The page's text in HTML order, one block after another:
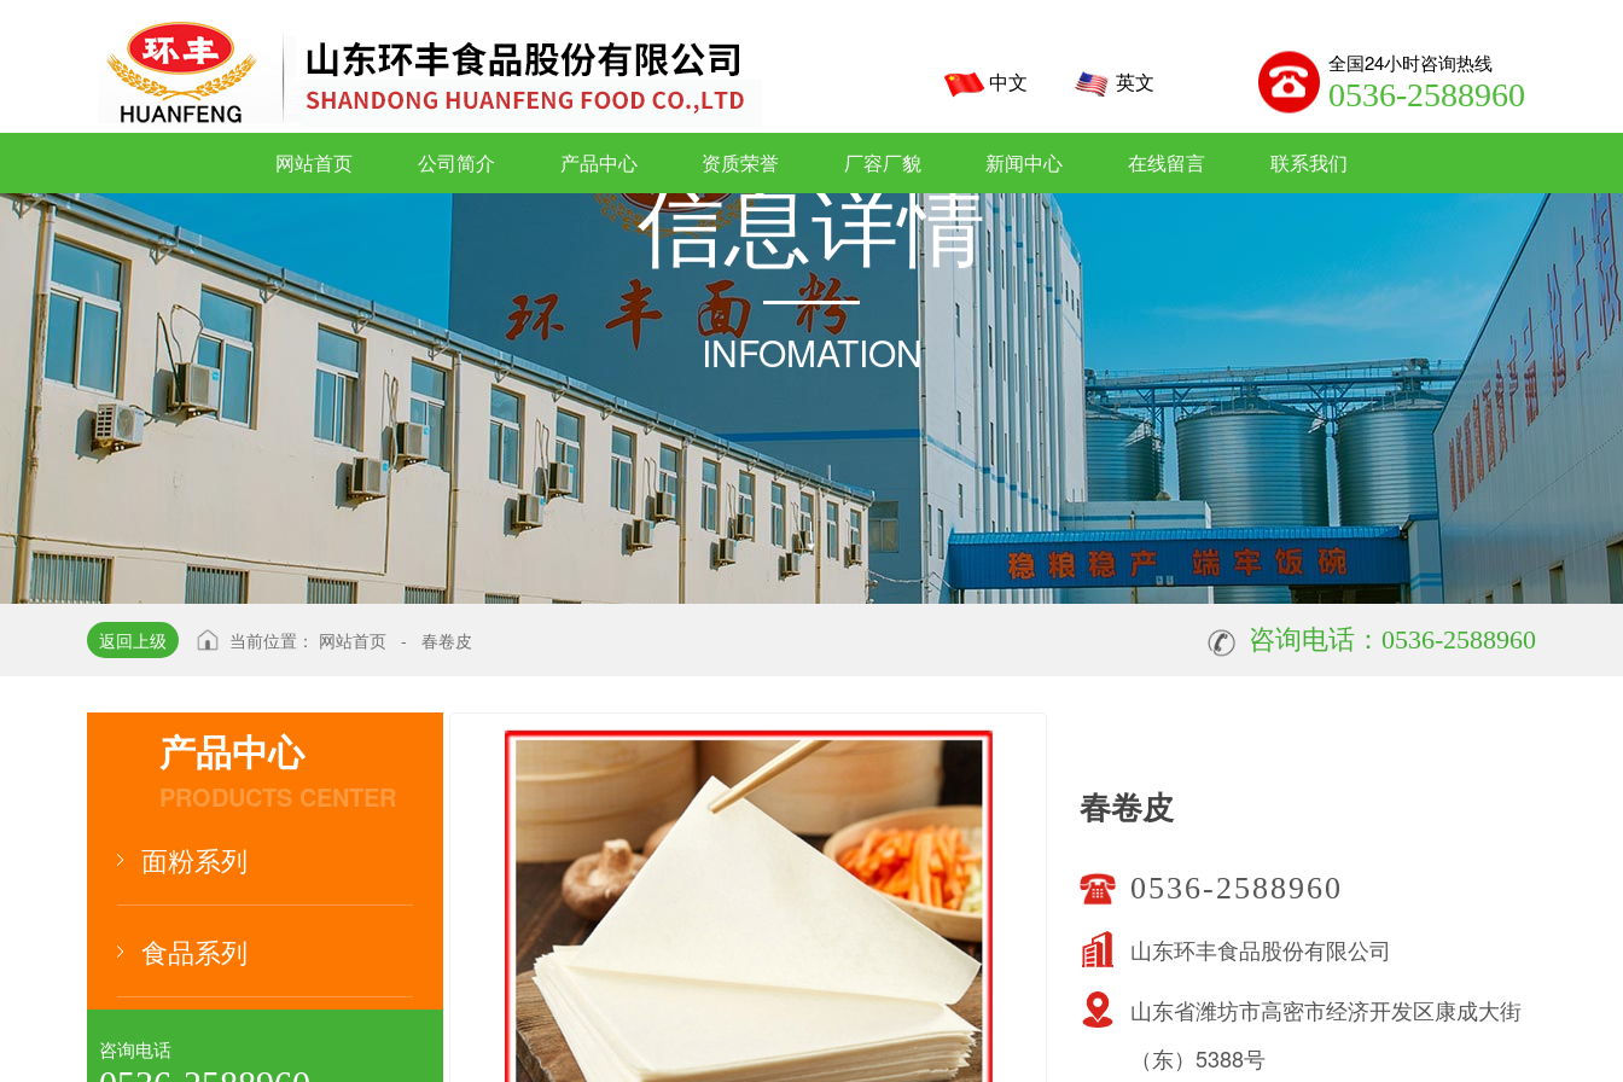
中文 英文
全国24小时咨询热线
0536-2588960
网站首页 公司简介 产品中心 资质荣誉 厂容厂貌 新闻中心 在线留言 联系我们
信息详情
INFOMATION
返回上级 当前位置： 网站首页 - 春卷皮 咨询电话：0536-2588960
产品中心
PRODUCTS CENTER
面粉系列
食品系列
咨询电话
春卷皮
0536-2588960
山东环丰食品股份有限公司
山东省潍坊市高密市经济开发区康成大街
（东）5388号